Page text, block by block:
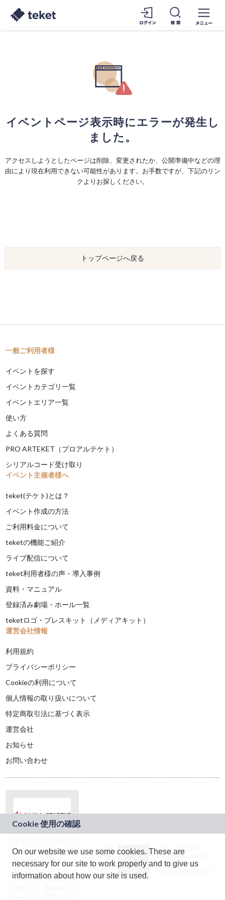
イベントページ表示時にエラーが発生し
ました。
アクセスしようとしたページは削除、変更されたか、公開準備中などの理
由により現在利用できない可能性があります。お手数ですが、下記のリン
クよりお探しください。
トップページへ戻る
一般ご利用者様
イベントを探す
イベントカテゴリ一覧
イベントエリア一覧
使い方
よくある質問
PRO ARTEKET（プロアルテケト）
シリアルコード受け取り
イベント主催者様へ
teket(テケト)とは？
イベント作成の方法
ご利用料金について
teketの機能ご紹介
ライブ配信について
teket利用者様の声・導入事例
資料・マニュアル
登録済み劇場・ホール一覧
teketロゴ・プレスキット（メディアキット）
運営会社情報
利用規約
プライバシーポリシー
Cookieの利用について
個人情報の取り扱いについて
特定商取引法に基づく表示
運営会社
お知らせ
お問い合わせ
ドコモグループの新
規事業創出プログラ
ム「docomo
STARTUP」を通じて
JASRAC許諾番号：
9024936001Y45037
JASRAC許諾番号：
On our website we use some cookies. These are
necessary for our site to work properly and to give us
information about how our site is used.